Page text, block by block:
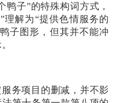
鸭子”的特殊构词方式，
理解为“提供色情服务的
子图形，但其并不能冲
服务项目的删减，并不影